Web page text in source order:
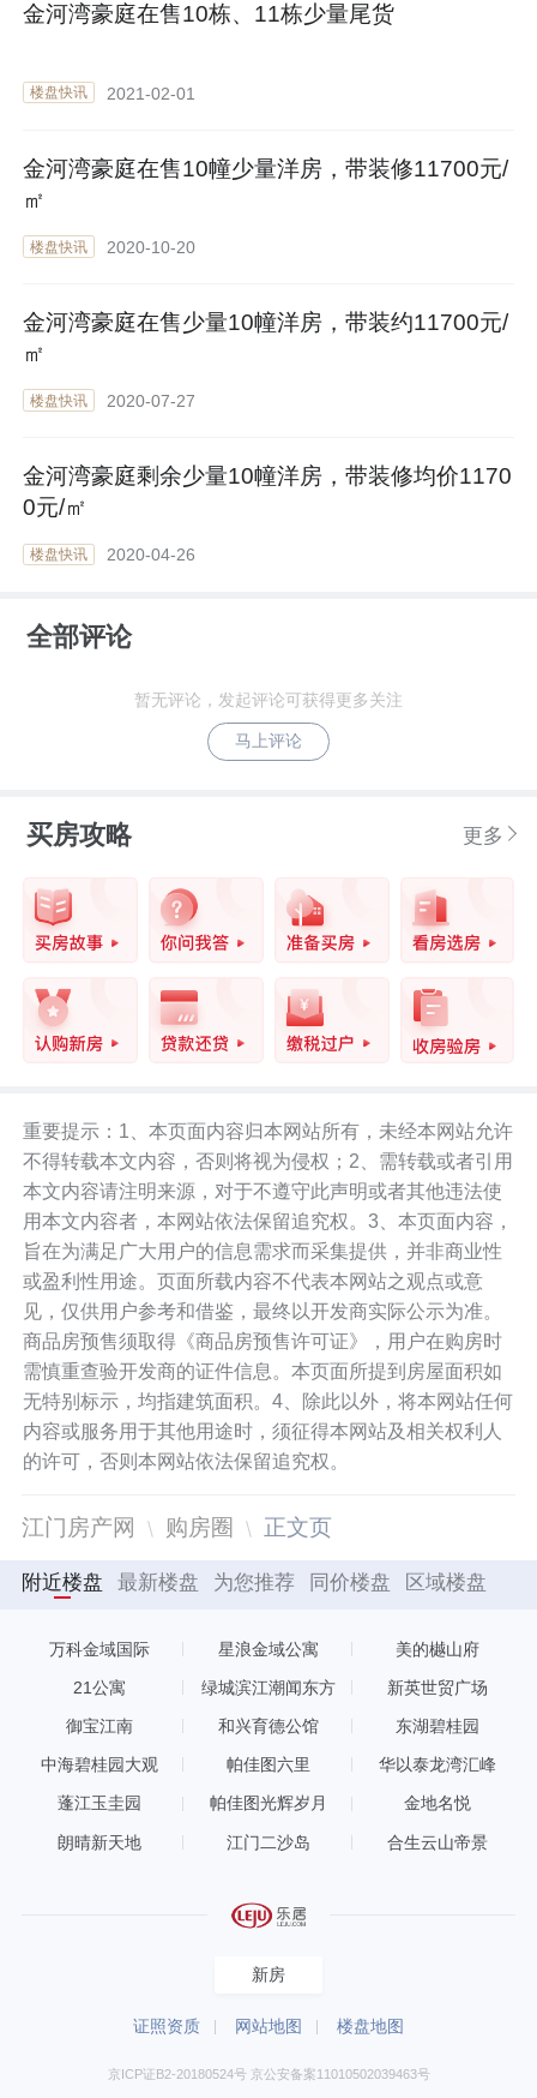
金河湾豪庭在售10栋、11栋少量尾货
楼盘快讯 2021-02-01
金河湾豪庭在售10幢少量洋房，带装修11700元/
㎡
楼盘快讯 2020-10-20
金河湾豪庭在售少量10幢洋房，带装约11700元/
㎡
楼盘快讯 2020-07-27
金河湾豪庭剩余少量10幢洋房，带装修均价1170
0元/㎡
楼盘快讯 2020-04-26
全部评论
暂无评论，发起评论可获得更多关注
马上评论
买房攻略 更多
重要提示：1、本页面内容归本网站所有，未经本网站允许
不得转载本文内容，否则将视为侵权；2、需转载或者引用
本文内容请注明来源，对于不遵守此声明或者其他违法使
用本文内容者，本网站依法保留追究权。3、本页面内容，
旨在为满足广大用户的信息需求而采集提供，并非商业性
或盈利性用途。页面所载内容不代表本网站之观点或意
见，仅供用户参考和借鉴，最终以开发商实际公示为准。
商品房预售须取得《商品房预售许可证》，用户在购房时
需慎重查验开发商的证件信息。本页面所提到房屋面积如
无特别标示，均指建筑面积。4、除此以外，将本网站任何
内容或服务用于其他用途时，须征得本网站及相关权利人
的许可，否则本网站依法保留追究权。
江门房产网 购房圈 正文页
附近楼盘 最新楼盘 为您推荐 同价楼盘 区域楼盘
万科金域国际 星浪金域公寓 美的樾山府
21公寓 绿城滨江潮闻东方 新英世贸广场
御宝江南 和兴育德公馆 东湖碧桂园
中海碧桂园大观 帕佳图六里 华以泰龙湾汇峰
蓬江玉圭园 帕佳图光辉岁月 金地名悦
朗晴新天地 江门二沙岛 合生云山帝景
新房
证照资质 网站地图 楼盘地图
京ICP证B2-20180524号 京公安备案11010502039463号